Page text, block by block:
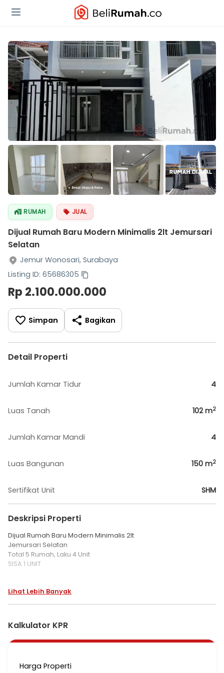
RUMAH JUAL
Dijual Rumah Baru Modern Minimalis 2lt Jemursari
Selatan
Jemur Wonosari, Surabaya
Listing ID: 65686305
Rp 2.100.000.000
Simpan Bagikan
Detail Properti
Jumlah Kamar Tidur 4
Luas Tanah 102m2
Jumlah Kamar Mandi 4
Luas Bangunan 150 m2
Sertifikat Unit SHM
Deskripsi Properti
Dijual Rumah Baru Modern Minimalis 2lt
Jemursari Selatan
Total 5 Rumah, Laku 4 Unit
SISA 1 UNIT
Luas Tanah : 102 m² (± 5x20,5)
KM : 3+1
PLN : 2.200 VA
Row Jalan 3 Mobil (± 12 m)
Hadap Barat, Bebas Banjir
Lihat Lebih Banyak
Kalkulator KPR
Harga Properti